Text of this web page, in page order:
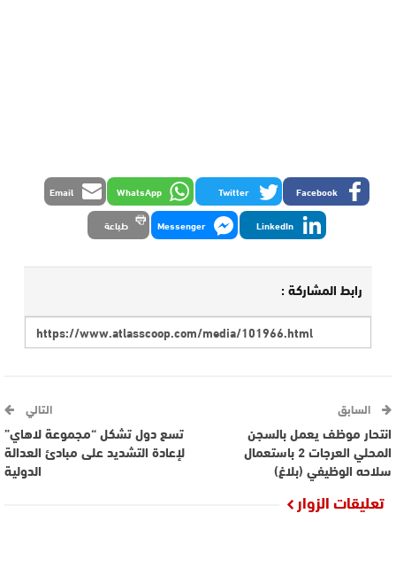
Facebook
Twitter
WhatsApp
Email
LinkedIn
Messenger طباعة
رابط المشاركة :
السابق
انتحار موظف يعمل بالسجن
المحلي العرجات 2 باستعمال
سلاحه الوظيفي (بلاغ)
التالي
تسع دول تشكل “مجموعة لاهاي”
لإعادة التشديد على مبادئ العدالة
الدولية
تعليقات الزوار